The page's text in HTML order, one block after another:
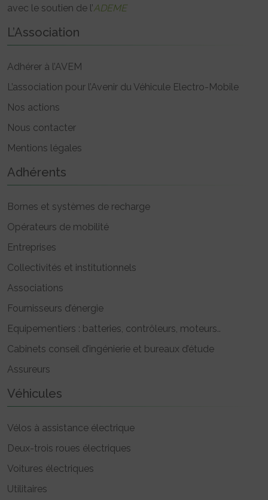
avec le soutien de l’ADEME
L’Association
Adhérer à l’AVEM
L’association pour l’Avenir du Véhicule Electro-Mobile
Nos actions
Nous contacter
Mentions légales
Adhérents
Bornes et systèmes de recharge
Opérateurs de mobilité
Entreprises
Collectivités et institutionnels
Associations
Fournisseurs d’énergie
Equipementiers : batteries, contrôleurs, moteurs..
Cabinets conseil d’ingénierie et bureaux d’étude
Assureurs
Véhicules
Vélos à assistance électrique
Deux-trois roues électriques
Voitures électriques
Utilitaires